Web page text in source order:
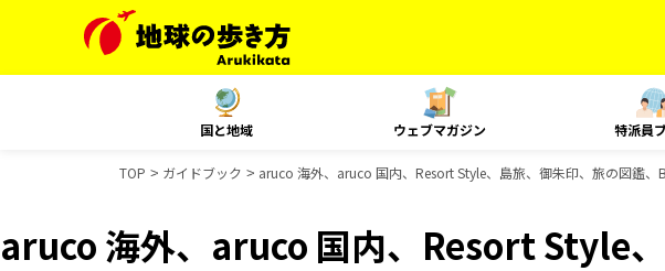
国と地域 ウェブマガジン 特派員
TOP ガイドブック aruco 海外、aruco 国内、Resort Style、島旅、御朱印、旅の図鑑
aruco 海外、aruco 国内、Resort Style